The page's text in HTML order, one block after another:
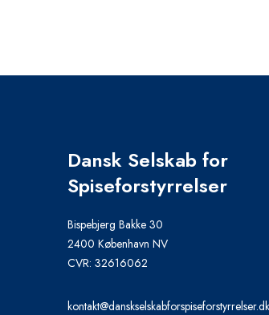
Dansk Selskab for
Spiseforstyrrelser
Bispebjerg Bakke 30
2400 København NV
CVR: 32616062
kontakt@danskselskabforspiseforstyrrelser.dk